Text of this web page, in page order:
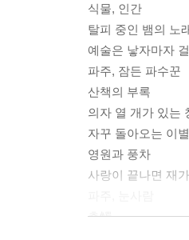
식물, 인간
탈피 중인 뱀의 노
예술은 낳자마자
파주, 잠든 파수꾼
산책의 부록
의자 열 개가 있는
자꾸 돌아오는 이별
영원과 풍차
사랑이 끝나면 재
촉觸